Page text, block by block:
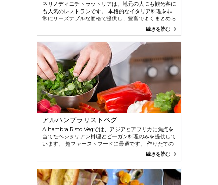
ネリノディエチトラットリアは、地元の人にも観光客に
も人気のレストランです。 本格的なイタリア料理を非
常にリーズナブルな価格で提供し、豊富でよくまとめら
れたワインメニューも用意しています。 メニューには
続きを読む
アルハンブラリストベグ
Alhambra Risto Vegでは、アジアとアフリカに焦点を
当てたベジタリアン料理とビーガン料理のみを提供して
います。 超ファーストフードに最適です。 作りたての
ヘルシーフードのビュッフェからお召し上がりいただけ
ます。お支払いは重量制です。 歩道のテーブルは晴れ
続きを読む